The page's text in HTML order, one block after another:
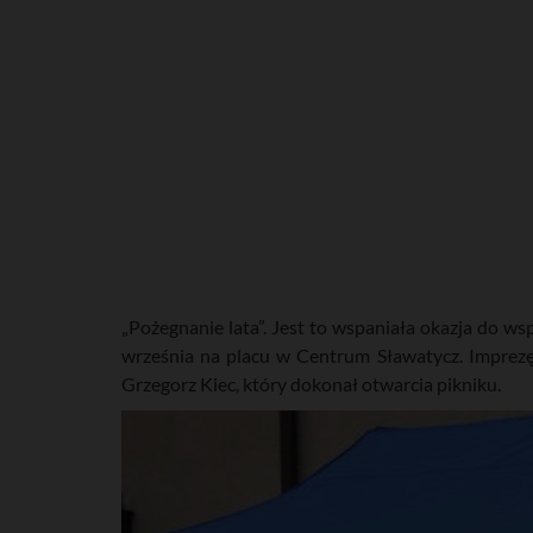
„Pożegnanie lata”. Jest to wspaniała okazja do
września na placu w Centrum Sławatycz.
Grzegorz Kiec, który dokonał otwarcia pikniku.